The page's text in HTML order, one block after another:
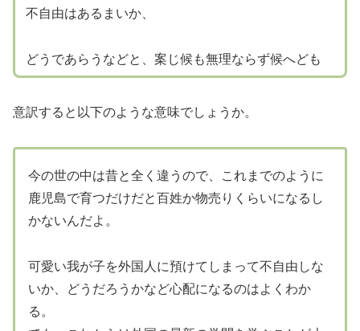
不自由はあるまいか、
どうであらうなどと、案じ候も無理ならず候へども
意訳すると以下のような意味でしょうか。
今の世の中は昔と全く違うので、これまでのように
鹿児島で育つだけだと百姓か物売りくらいになるし
かないんだよ。
可愛い我が子を外国人に預けてしまって不自由しな
いか、どうだろうかなど心配になるのはよくわか
る。